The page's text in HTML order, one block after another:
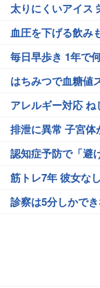
太りにくいアイス
血圧を下げる飲み
毎日早歩き 1年で
はちみつで血糖値
アレルギー対応 ね
排泄に異常 子宮体
認知症予防で「避
筋トレ7年 彼女な
診察は5分しかで